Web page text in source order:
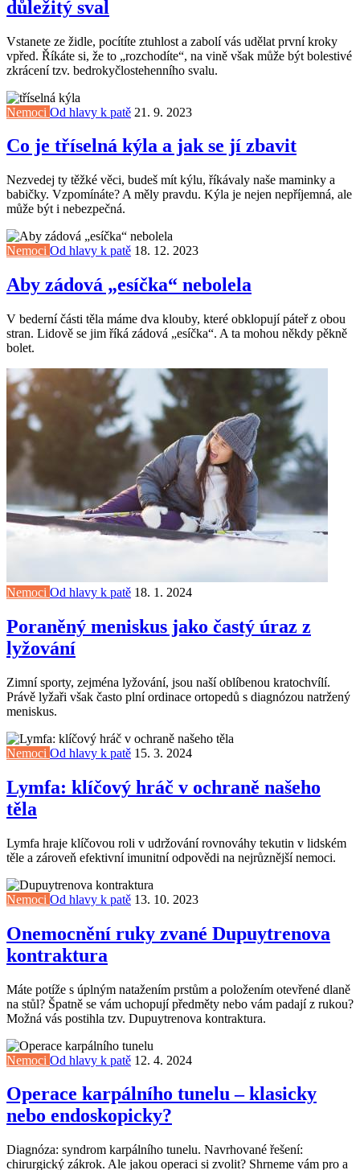
důležitý sval
Vstanete ze židle, pocítíte ztuhlost a zabolí vás udělat první kroky
vpřed. Říkáte si, že to „rozchodíte“, na vině však může být bolestivé
zkrácení tzv. bedrokyčlostehenního svalu.
Nemoci Od hlavy k patě 21. 9. 2023
Co je tříselná kýla a jak se jí zbavit
Nezvedej ty těžké věci, budeš mít kýlu, říkávaly naše maminky a
babičky. Vzpomínáte? A měly pravdu. Kýla je nejen nepříjemná, ale
může být i nebezpečná.
Nemoci Od hlavy k patě 18. 12. 2023
Aby zádová „esíčka“ nebolela
V bederní části těla máme dva klouby, které obklopují páteř z obou
stran. Lidově se jim říká zádová „esíčka“. A ta mohou někdy pěkně
bolet.
Nemoci Od hlavy k patě 18. 1. 2024
Poraněný meniskus jako častý úraz z
lyžování
Zimní sporty, zejména lyžování, jsou naší oblíbenou kratochvílí.
Právě lyžaři však často plní ordinace ortopedů s diagnózou natržený
meniskus.
Nemoci Od hlavy k patě 15. 3. 2024
Lymfa: klíčový hráč v ochraně našeho
těla
Lymfa hraje klíčovou roli v udržování rovnováhy tekutin v lidském
těle a zároveň efektivní imunitní odpovědi na nejrůznější nemoci.
Nemoci Od hlavy k patě 13. 10. 2023
Onemocnění ruky zvané Dupuytrenova
kontraktura
Máte potíže s úplným natažením prstům a položením otevřené dlaně
na stůl? Špatně se vám uchopují předměty nebo vám padají z rukou?
Možná vás postihla tzv. Dupuytrenova kontraktura.
Nemoci Od hlavy k patě 12. 4. 2024
Operace karpálního tunelu – klasicky
nebo endoskopicky?
Diagnóza: syndrom karpálního tunelu. Navrhované řešení:
chirurgický zákrok. Ale jakou operaci si zvolit? Shrneme vám pro a